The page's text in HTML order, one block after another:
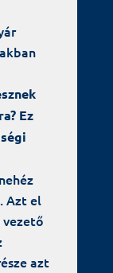
Ez
Azt el
vezető
azt